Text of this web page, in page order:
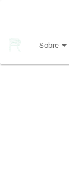
principal
Sobre